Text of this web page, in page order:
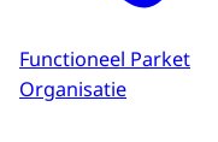
Functioneel Parket
Organisatie